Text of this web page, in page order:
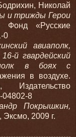
Николай
и трижды Герои
Фонд «Русские
0
авиаполк,
й гвардейский
полк в боях с
в воздухе.
04802-8
Покрышкин,
Эксмо, 2009 г.